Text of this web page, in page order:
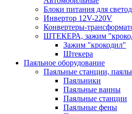
Блоки питания для
Инвертор 12V-220V
Конвертеры-
ШТЕКЕРА, зажим
Зажим "крокодил"
Штекера
Паяльное оборудование
Паяльные станции,
Паяльники
Паяльные ванны
Паяльные станции
Паяльные фены